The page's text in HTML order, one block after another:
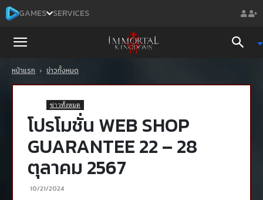
GAMES SERVICES
Immortal
Mobile
หน้าแรก ข่าวทั้งหมด
ข่าวทั้งหมด
โปรโมชั่น WEB SHOP
GUARANTEE 22 – 28
ตุลาคม 2567
10/21/2024